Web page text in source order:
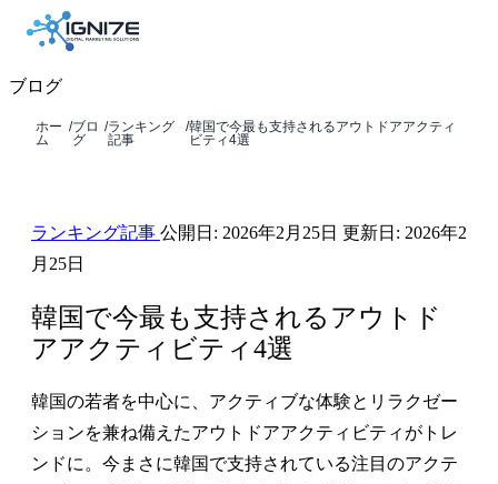
ブログ
ホー
ム
/ブロ
グ
/ランキング
記事
/韓国で今最も支持されるアウトドアアクティ
ビティ4選
ランキング記事 公開日: 2026年2月25日 更新日: 2026年2
月25日
韓国で今最も支持されるアウトド
アアクティビティ4選
韓国の若者を中心に、アクティブな体験とリラクゼー
ションを兼ね備えたアウトドアアクティビティがトレ
ンドに。今まさに韓国で支持されている注目のアクテ